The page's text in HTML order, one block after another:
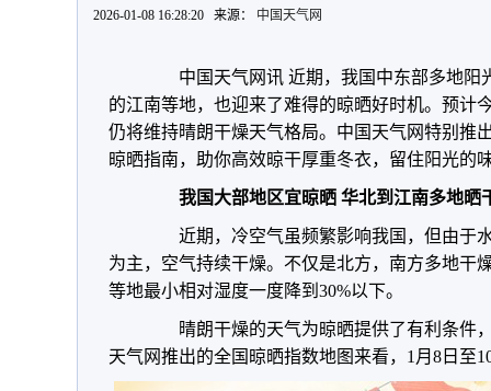
2026-01-08 16:28:20 来源： 中国天气网
中国天气网讯 近期，我国中东部多地阳
的江南等地，也迎来了难得的晾晒好时机。预计
仍将维持晴朗干燥天气格局。中国天气网特别推
晾晒指南，助你高效晾干厚重冬衣，留住阳光的
我国大部地区宜晾晒 华北到江南多地晒
近期，冷空气虽频繁影响我国，但由于
为主，空气持续干燥。不仅是北方，南方多地干
等地最小相对湿度一度降到30%以下。
晴朗干燥的天气为晾晒提供了有利条件
天气网推出的全国晾晒指数地图来看，1月8日至